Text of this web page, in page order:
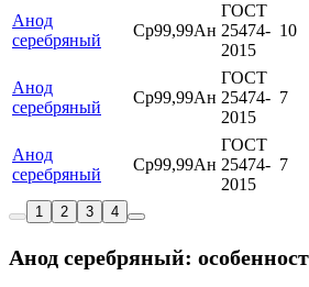
Анод
серебряный
Ср99,99Ан
ГОСТ
25474-
2015
10
Анод
серебряный
Ср99,99Ан
ГОСТ
25474-
2015
7
Анод
серебряный
Ср99,99Ан
ГОСТ
25474-
2015
7
1 2 3 4
Анод серебряный: